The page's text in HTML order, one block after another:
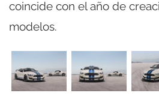
coincide con el año de
modelos.